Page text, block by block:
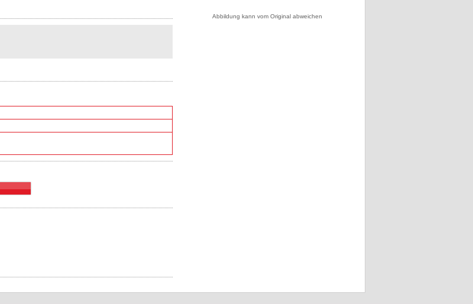
Abbildung kann vom Original abweichen